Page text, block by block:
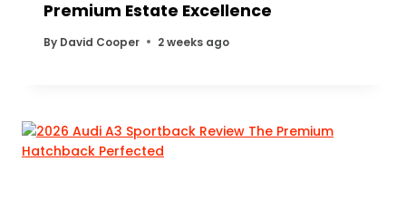
Premium Estate Excellence
By David Cooper 2 weeks ago